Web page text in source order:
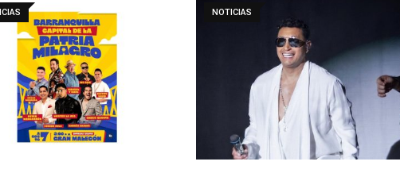
NOTICIAS